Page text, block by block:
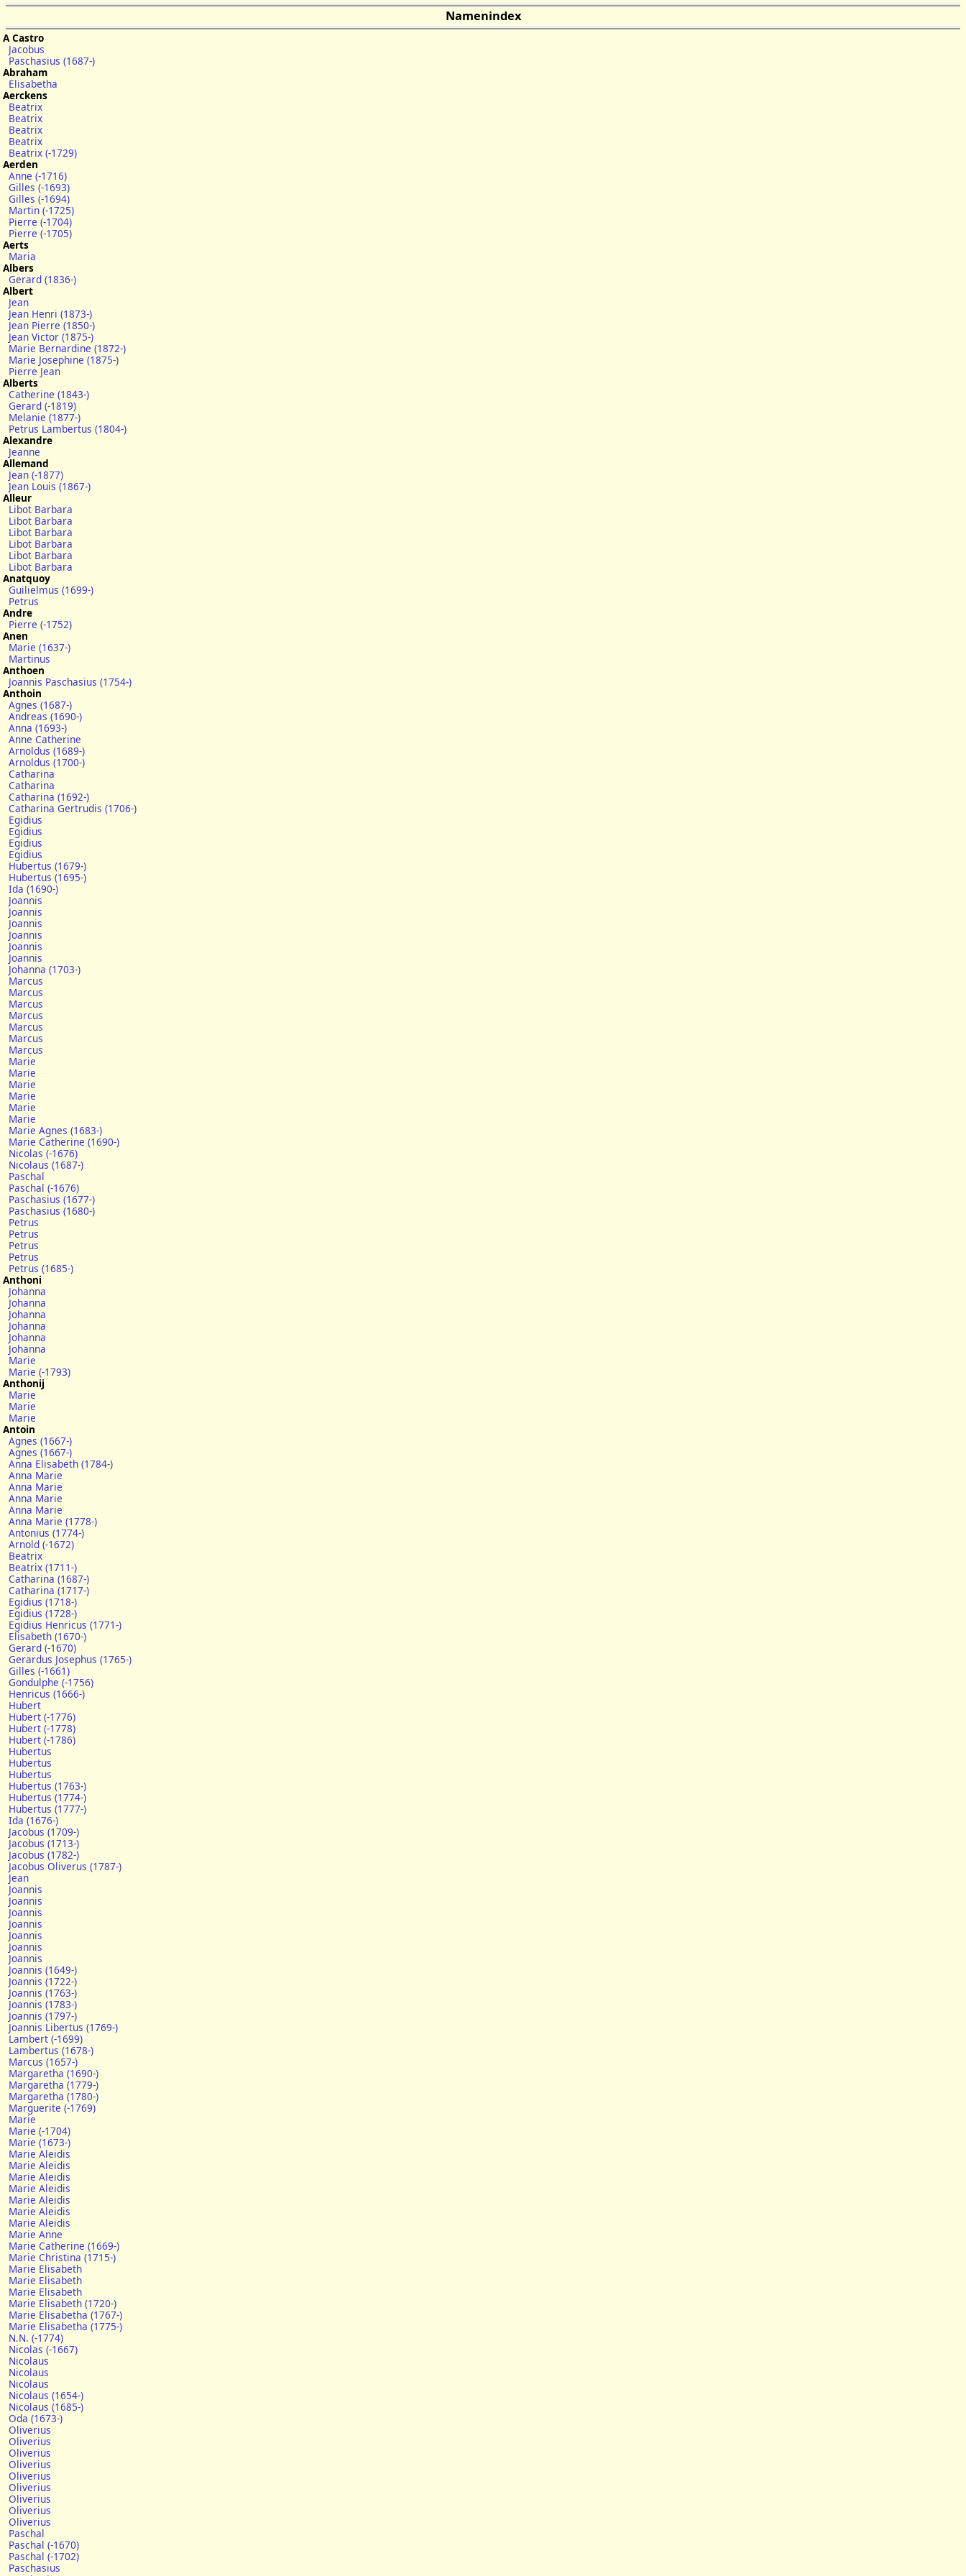
Namenindex
A Castro
Jacobus
Paschasius (1687-)
Abraham
Elisabetha
Aerckens
Beatrix
Beatrix
Beatrix
Beatrix
Beatrix (-1729)
Aerden
Anne (-1716)
Gilles (-1693)
Gilles (-1694)
Martin (-1725)
Pierre (-1704)
Pierre (-1705)
Aerts
Maria
Albers
Gerard (1836-)
Albert
Jean
Jean Henri (1873-)
Jean Pierre (1850-)
Jean Victor (1875-)
Marie Bernardine (1872-)
Marie Josephine (1875-)
Pierre Jean
Alberts
Catherine (1843-)
Gerard (-1819)
Melanie (1877-)
Petrus Lambertus (1804-)
Alexandre
Jeanne
Allemand
Jean (-1877)
Jean Louis (1867-)
Alleur
Libot Barbara
Libot Barbara
Libot Barbara
Libot Barbara
Libot Barbara
Libot Barbara
Anatquoy
Guilielmus (1699-)
Petrus
Andre
Pierre (-1752)
Anen
Marie (1637-)
Martinus
Anthoen
Joannis Paschasius (1754-)
Anthoin
Agnes (1687-)
Andreas (1690-)
Anna (1693-)
Anne Catherine
Arnoldus (1689-)
Arnoldus (1700-)
Catharina
Catharina
Catharina (1692-)
Catharina Gertrudis (1706-)
Egidius
Egidius
Egidius
Egidius
Hubertus (1679-)
Hubertus (1695-)
Ida (1690-)
Joannis
Joannis
Joannis
Joannis
Joannis
Joannis
Johanna (1703-)
Marcus
Marcus
Marcus
Marcus
Marcus
Marcus
Marcus
Marie
Marie
Marie
Marie
Marie
Marie
Marie Agnes (1683-)
Marie Catherine (1690-)
Nicolas (-1676)
Nicolaus (1687-)
Paschal
Paschal (-1676)
Paschasius (1677-)
Paschasius (1680-)
Petrus
Petrus
Petrus
Petrus
Petrus (1685-)
Anthoni
Johanna
Johanna
Johanna
Johanna
Johanna
Johanna
Marie
Marie (-1793)
Anthonij
Marie
Marie
Marie
Antoin
Agnes (1667-)
Agnes (1667-)
Anna Elisabeth (1784-)
Anna Marie
Anna Marie
Anna Marie
Anna Marie
Anna Marie (1778-)
Antonius (1774-)
Arnold (-1672)
Beatrix
Beatrix (1711-)
Catharina (1687-)
Catharina (1717-)
Egidius (1718-)
Egidius (1728-)
Egidius Henricus (1771-)
Elisabeth (1670-)
Gerard (-1670)
Gerardus Josephus (1765-)
Gilles (-1661)
Gondulphe (-1756)
Henricus (1666-)
Hubert
Hubert (-1776)
Hubert (-1778)
Hubert (-1786)
Hubertus
Hubertus
Hubertus
Hubertus (1763-)
Hubertus (1774-)
Hubertus (1777-)
Ida (1676-)
Jacobus (1709-)
Jacobus (1713-)
Jacobus (1782-)
Jacobus Oliverus (1787-)
Jean
Joannis
Joannis
Joannis
Joannis
Joannis
Joannis
Joannis
Joannis (1649-)
Joannis (1722-)
Joannis (1763-)
Joannis (1783-)
Joannis (1797-)
Joannis Libertus (1769-)
Lambert (-1699)
Lambertus (1678-)
Marcus (1657-)
Margaretha (1690-)
Margaretha (1779-)
Margaretha (1780-)
Marguerite (-1769)
Marie
Marie (-1704)
Marie (1673-)
Marie Aleidis
Marie Aleidis
Marie Aleidis
Marie Aleidis
Marie Aleidis
Marie Aleidis
Marie Aleidis
Marie Anne
Marie Catherine (1669-)
Marie Christina (1715-)
Marie Elisabeth
Marie Elisabeth
Marie Elisabeth
Marie Elisabeth (1720-)
Marie Elisabetha (1767-)
Marie Elisabetha (1775-)
N.N. (-1774)
Nicolas (-1667)
Nicolaus
Nicolaus
Nicolaus
Nicolaus (1654-)
Nicolaus (1685-)
Oda (1673-)
Oliverius
Oliverius
Oliverius
Oliverius
Oliverius
Oliverius
Oliverius
Oliverius
Oliverius
Paschal
Paschal (-1670)
Paschal (-1702)
Paschasius